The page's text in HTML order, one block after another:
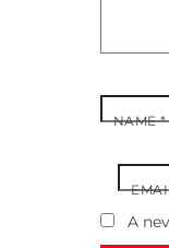
NAME*
A